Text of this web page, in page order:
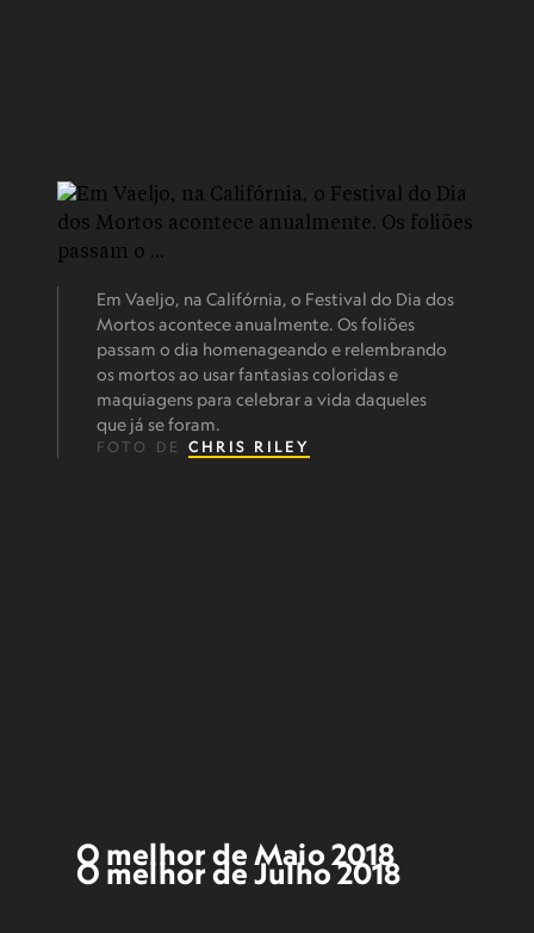
Em Vaeljo, na Califórnia, o Festival do Dia dos
Mortos acontece anualmente. Os foliões
passam o dia homenageando e relembrando
os mortos ao usar fantasias coloridas e
maquiagens para celebrar a vida daqueles
que já se foram.
FOTO DE CHRIS RILEY
O melhor de Maio 2018
O melhor de Julho 2018